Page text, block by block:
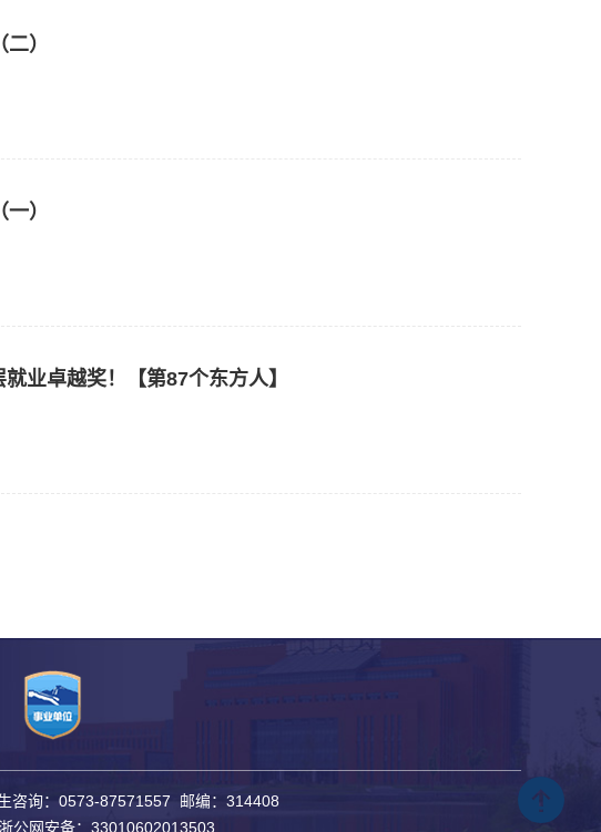
）
）
业卓越奖！【第87个东方人】
咨询：0573-87571557 邮编：314408
公网安备： 33010602013503